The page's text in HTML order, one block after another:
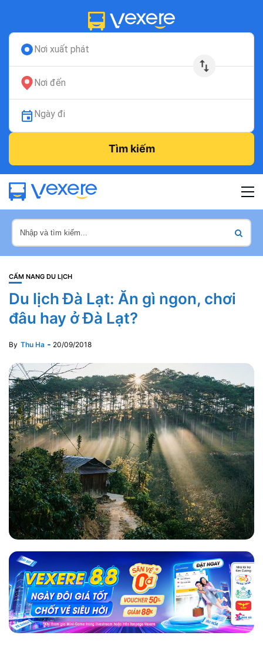
Nơi xuất phát
Nơi đến
Ngày đi
Tìm kiếm
CẨM NANG DU LỊCH
Du lịch Đà Lạt: Ăn gì ngon, chơi
đâu hay ở Đà Lạt?
By Thu Ha 20/09/2018